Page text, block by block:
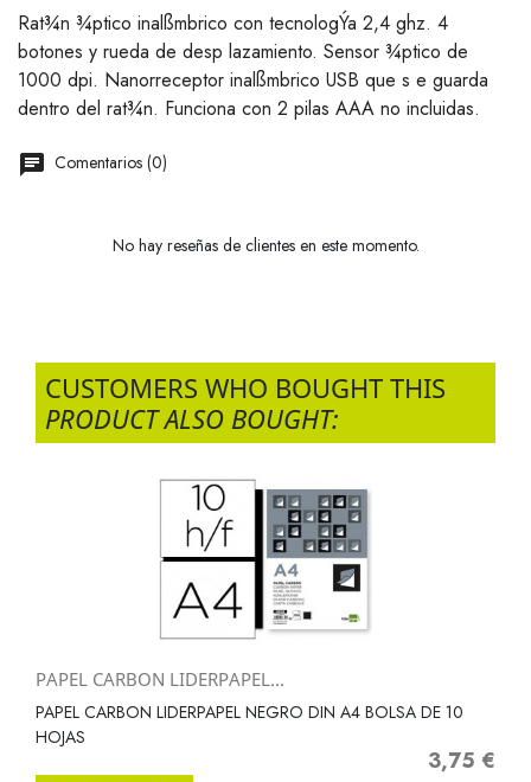
Rat¾n ¾ptico inalßmbrico con tecnologÝa 2,4 ghz. 4
botones y rueda de desp lazamiento. Sensor ¾ptico de
1000 dpi. Nanorreceptor inalßmbrico USB que s e guarda
dentro del rat¾n. Funciona con 2 pilas AAA no incluidas.
Comentarios (0)
No hay reseñas de clientes en este momento.
CUSTOMERS WHO BOUGHT THIS
PRODUCT ALSO BOUGHT:
PAPEL CARBON LIDERPAPEL...
PAPEL CARBON LIDERPAPEL NEGRO DIN A4 BOLSA DE 10
HOJAS
Precio
3,75 €